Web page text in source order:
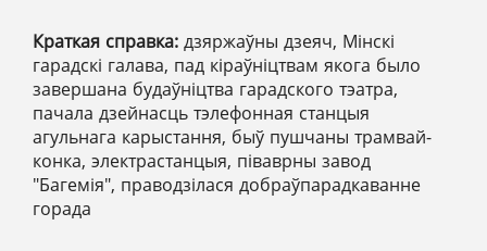
Краткая справка: дзяржаўны дзеяч, Мінскі
гарадскі галава, пад кіраўніцтвам якога было
завершана будаўніцтва гарадского тэатра,
пачала дзейнасць тэлефонная станцыя
агульнага карыстання, быў пушчаны трамвай-
конка, электрастанцыя, піваврны завод
"Багемія", праводзілася добраўпарадкаванне
горада